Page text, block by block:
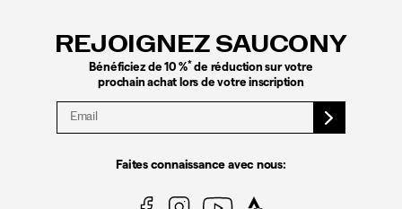
REJOIGNEZ SAUCONY
Bénéficiez de 10 %*de réduction sur votre
prochain achat lors de votre inscription
Faites connaissance avec nous: